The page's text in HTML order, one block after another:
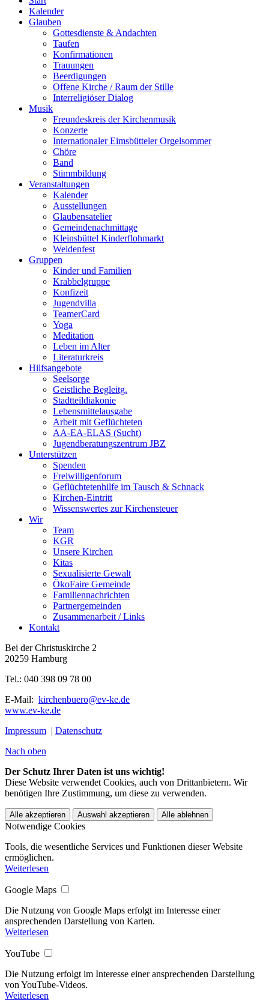
Kalender
Glauben
Gottesdienste & Andachten
Taufen
Konfirmationen
Trauungen
Beerdigungen
Offene Kirche / Raum der Stille
Interreligiöser Dialog
Musik
Freundeskreis der Kirchenmusik
Konzerte
Internationaler Eimsbütteler Orgelsommer
Chöre
Band
Stimmbildung
Veranstaltungen
Kalender
Ausstellungen
Glaubensatelier
Gemeindenachmittage
Kleinsbüttel Kinder­flohmarkt
Weidenfest
Gruppen
Kinder und Familien
Krabbelgruppe
Konfizeit
Jugendvilla
TeamerCard
Yoga
Meditation
Leben im Alter
Literaturkreis
Hilfsangebote
Seelsorge
Geistliche Begleitg.
Stadtteildiakonie
Lebensmittelausgabe
Arbeit mit Geflüchteten
AA-EA-ELAS (Sucht)
Jugendberatungs­zentrum JBZ
Unterstützen
Spenden
Freiwilligenforum
Geflüchtetenhilfe im Tausch & Schnack
Kirchen-Eintritt
Wissenswertes zur Kirchensteuer
Wir
Team
KGR
Unsere Kirchen
Kitas
Sexualisierte Gewalt
ÖkoFaire Gemeinde
Familiennachrichten
Partnergemeinden
Zusammenarbeit / Links
Kontakt
Bei der Christuskirche 2
20259 Hamburg
Tel.: 040 398 09 78 00
E-Mail: kirchenbuero@ev-ke.de
www.ev-ke.de
Impressum | Datenschutz
Nach oben
Der Schutz Ihrer Daten ist uns wichtig!
Diese Website verwendet Cookies, auch von Drittanbietern. Wir
benötigen Ihre Zustimmung, um diese zu verwenden.
Alle akzeptieren Auswahl akzeptieren Alle ablehnen
Notwendige Cookies
Tools, die wesentliche Services und Funktionen dieser Website
ermöglichen.
Weiterlesen
Google Maps
Die Nutzung von Google Maps erfolgt im Interesse einer
ansprechenden Darstellung von Karten.
Weiterlesen
YouTube
Die Nutzung erfolgt im Interesse einer ansprechenden Darstellung
von YouTube-Videos.
Weiterlesen